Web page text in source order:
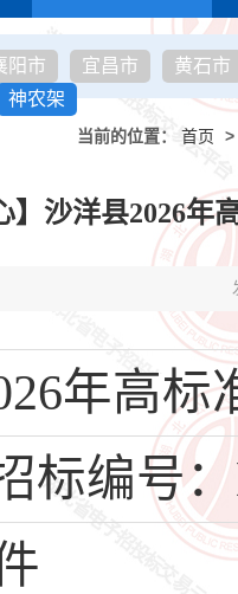
阳市 宜昌市
黄石市
神农架
当前的位置： 首页 >
】沙洋县2026年
年高
标编号：